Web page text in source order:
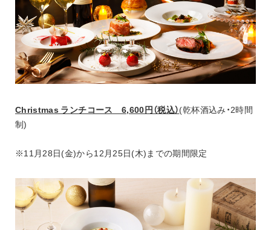
Christmas ランチコース　6,600円（税込）(乾杯酒込み・2時間
制)
※11月28日(金)から12月25日(木)までの期間限定